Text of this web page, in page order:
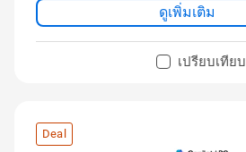
ดูเพิ่มเติม
เปรียบเทียบ
Deal